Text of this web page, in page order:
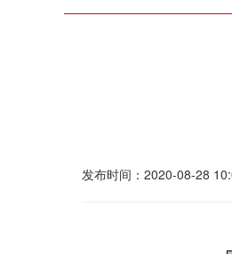
发布时间：2020-08-28